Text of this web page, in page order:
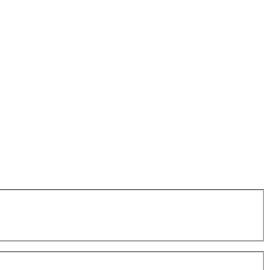
информационные материалы и цены, размещенные на